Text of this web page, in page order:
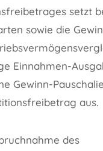
setzt
sowie die
Einnahmen-
Gewinn-
aus.
des